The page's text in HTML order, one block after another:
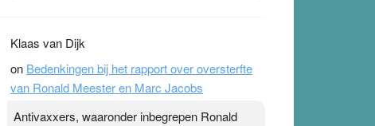
Klaas van Dijk
on Bedenkingen bij het rapport over oversterfte
van Ronald Meester en Marc Jacobs
Antivaxxers, waaronder inbegrepen Ronald